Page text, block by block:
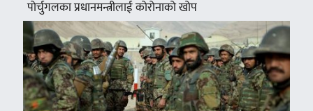
पोर्चुगलका प्रधानमन्त्रीलाई कोरोनाको खोप